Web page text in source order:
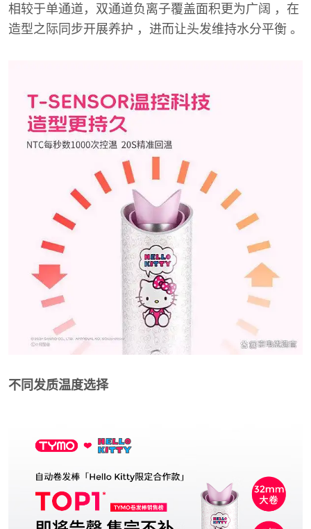
相较于单通道，双通道负离子覆盖面积更为广阔 ，在
造型之际同步开展养护 ，进而让头发维持水分平衡 。
不同发质温度选择